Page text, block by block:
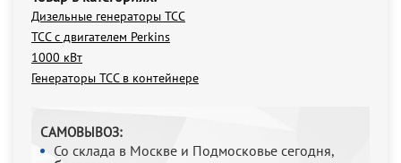
Дизельные генераторы ТСС
ТСС с двигателем Perkins
1000 кВт
Генераторы ТСС в контейнере
САМОВЫВОЗ:
Со склада в Москве и Подмосковье сегодня,